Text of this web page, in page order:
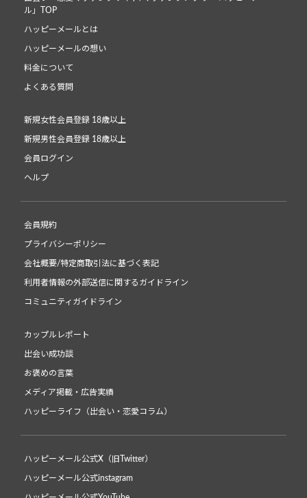
ル」TOP
ハッピーメールとは
ハッピーメールの想い
料金について
よくある質問
新規女性会員登録 18歳以上
新規男性会員登録 18歳以上
会員ログイン
ヘルプ
会員規約
プライバシーポリシー
会社概要/特定商取引法に基づく表記
利用者情報の外部送信に関するガイドライン
コミュニティガイドライン
カップルレポート
出会い成功談
お褒めの言葉
メディア掲載・広告実績
ハッピーライフ（出会い・恋愛コラム）
ハッピーメール公式X（旧Twitter）
ハッピーメール公式instagram